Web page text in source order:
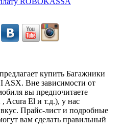
купить Багажники
Вне зависимости от
вы предпочитаете
Acura El и т.д.), у нас
Прайс-лист и подробные
вам сделать правильный